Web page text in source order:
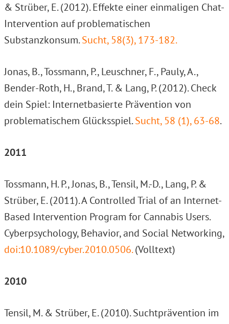
& Strüber, E. (2012). Effekte einer einmaligen Chat-
Intervention auf problematischen
Substanzkonsum.Sucht, 58(3), 173-182.
Jonas, B., Tossmann, P., Leuschner, F., Pauly, A.,
Bender-Roth, H., Brand, T. & Lang, P. (2012). Check
dein Spiel: Internetbasierte Prävention von
problematischem Glücksspiel.Sucht, 58 (1), 63-68.
2011
Tossmann, H. P., Jonas, B., Tensil, M.-D., Lang, P. &
Strüber, E. (2011). A Controlled Trial of an Internet-
Based Intervention Program for Cannabis Users.
Cyberpsychology, Behavior, and Social Networking,
doi:10.1089/cyber.2010.0506.(Volltext)
2010
Tensil, M. & Strüber, E. (2010). Suchtprävention im